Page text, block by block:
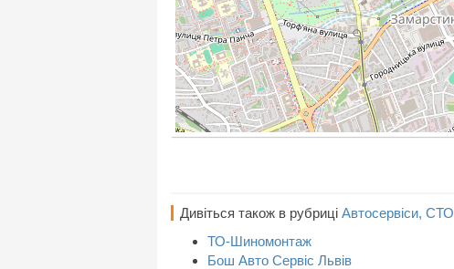
Дивіться також в рубриці Автосервіси, СТО
ТО-Шиномонтаж
Бош Авто Сервіс Львів